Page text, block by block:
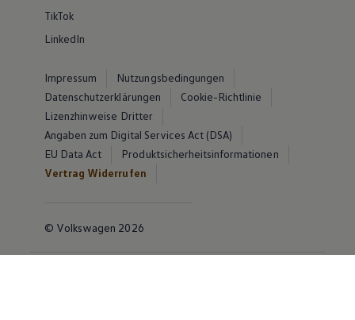
TikTok
LinkedIn
Impressum
Nutzungsbedingungen
Datenschutzerklärungen
Cookie-Richtlinie
Lizenzhinweise Dritter
Angaben zum Digital Services Act (DSA)
EU Data Act
Produktsicherheitsinformationen
Vertrag Widerrufen
© Volkswagen 2026